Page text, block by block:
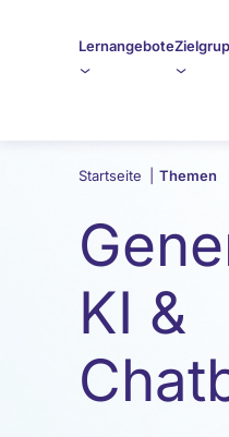
Lernangebote
Startseite Themen
KI &